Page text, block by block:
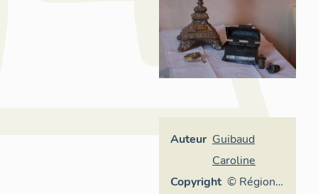
Auteur Guibaud
Caroline
Copyright © Région